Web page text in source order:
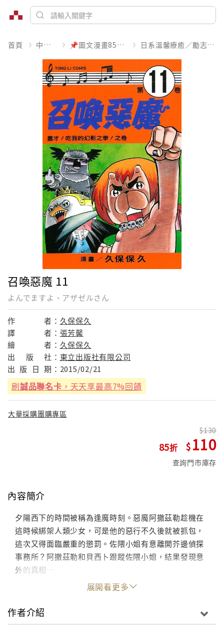
首頁 中文書 📌圖文漫畫85折起 日系溫馨療癒／勵志搞笑
召喚惡魔 11
よんでますよ、アザゼルさん
作 者： 久保保久
譯
者： 張芳馨
繪
者： 久保保久
出
版 社： 東立出版社有限公司
出 版 日 期： 2015/02/21
刷誠品聯名卡 ，天天享最高7%回饋
大量採購團購專區
85
130
110
查詢門市庫存
內容簡介
夕陽西下的時間被稱為逢魔時刻。惡魔阿撒茲勒趁機在
這時候綁架人類少女，可是他的惡行不久後就被抓包，
這次又得面臨嚴重的懲罰。佐隈小姐有意離開芥邊偵探
事務所？阿撒茲勒和貝西卜跟蹤佐隈小姐，結果發現意
外的真相…
展開看更多
作者介紹